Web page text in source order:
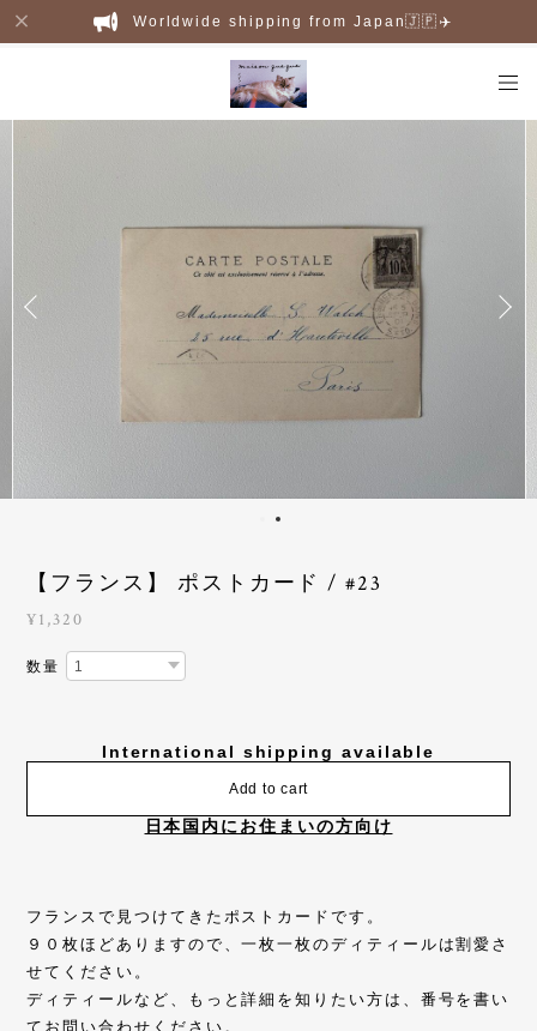
Worldwide shipping from Japan🇯🇵✈️
【フランス】 ポストカード / #23
¥1,320
数量
International shipping available
Add to cart
日本国内にお住まいの方向け
フランスで見つけてきたポストカードです。
９０枚ほどありますので、一枚一枚のディティールは割愛さ
せてください。
ディティールなど、もっと詳細を知りたい方は、番号を書い
てお問い合わせください。